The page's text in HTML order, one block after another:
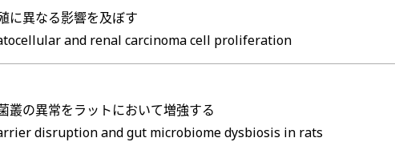
に異なる影響を及ぼす
and renal carcinoma cell proliferation
叢の異常をラットにおいて増強する
disruption and gut microbiome dysbiosis in rats